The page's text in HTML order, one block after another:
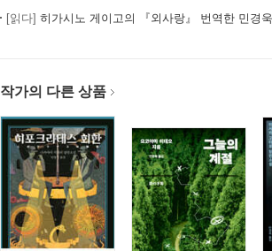
[읽다] 히가시노 게이고의 『외사랑』 번역한 민경
작가의 다른 상품